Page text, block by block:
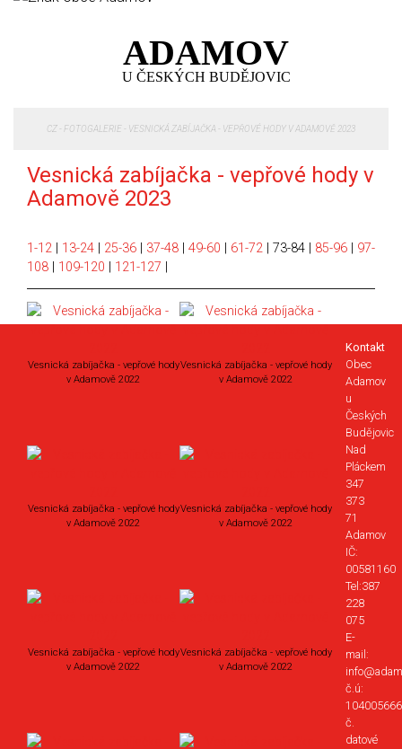
ADAMOV
U ČESKÝCH BUDĚJOVIC
CZ - FOTOGALERIE - VESNICKÁ ZABÍJAČKA - VEPŘOVÉ HODY V ADAMOVĚ 2023
Vesnická zabíjačka - vepřové hody v
Adamově 2023
1-12 13-24 25-36 37-48 49-60 61-72 73-84 85-96
97-
108
109-120 121-127
Vesnická zabíjačka - vepřové hody
v Adamově 2022
Vesnická zabíjačka - vepřové hody
v Adamově 2022
Vesnická zabíjačka - vepřové hody
v Adamově 2022
Vesnická zabíjačka - vepřové hody
v Adamově 2022
Vesnická zabíjačka - vepřové hody
v Adamově 2022
Vesnická zabíjačka - vepřové hody
v Adamově 2022
Kontakt
Obec
Adamov
u
Českých
Budějovic
Nad
Pláckem
347
373
71
Adamov
IČ:
00581160
Tel:387
228
075
E-
mail:
č.ú:
č.
datové